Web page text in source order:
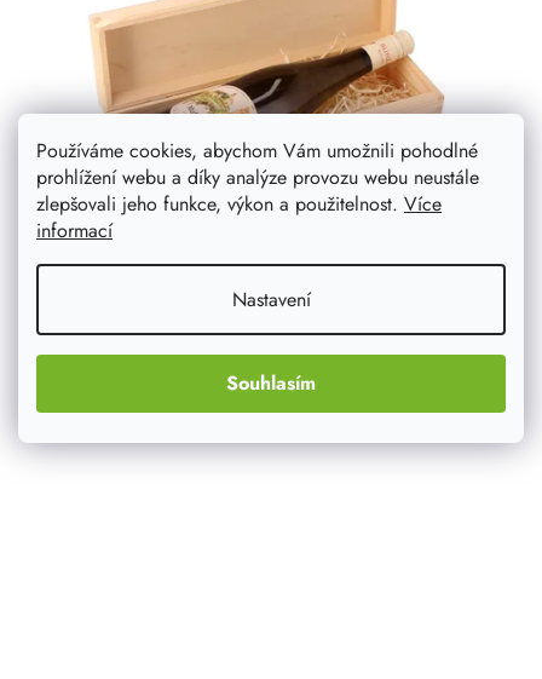
Používáme cookies, abychom Vám umožnili pohodlné
prohlížení webu a díky analýze provozu webu neustále
zlepšovali jeho funkce, výkon a použitelnost. Více
informací
Nastavení
Souhlasím
Dárková krabička - Muškát
znalce kvalitního pití, ale také oslavence a jubilanty.
Dárek vám přizpůsobíme na míru pomocí gravírování